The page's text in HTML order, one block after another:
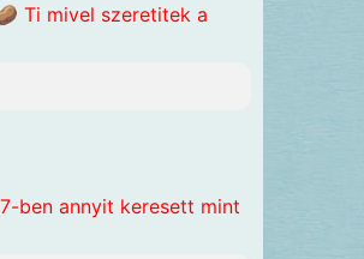
Ti mivel szeretitek a
ben annyit keresett mint